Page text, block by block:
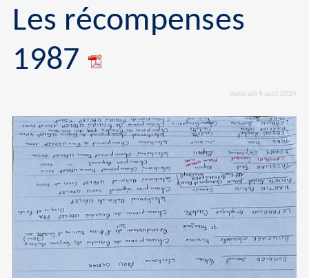
Les récompenses
1987
Vendredi 9 août 2024